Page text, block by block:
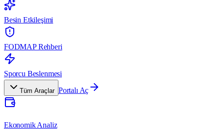
Besin Etkileşimi
FODMAP Rehberi
Sporcu Beslenmesi
Tüm Araçlar Portalı Aç
Ekonomik Analiz